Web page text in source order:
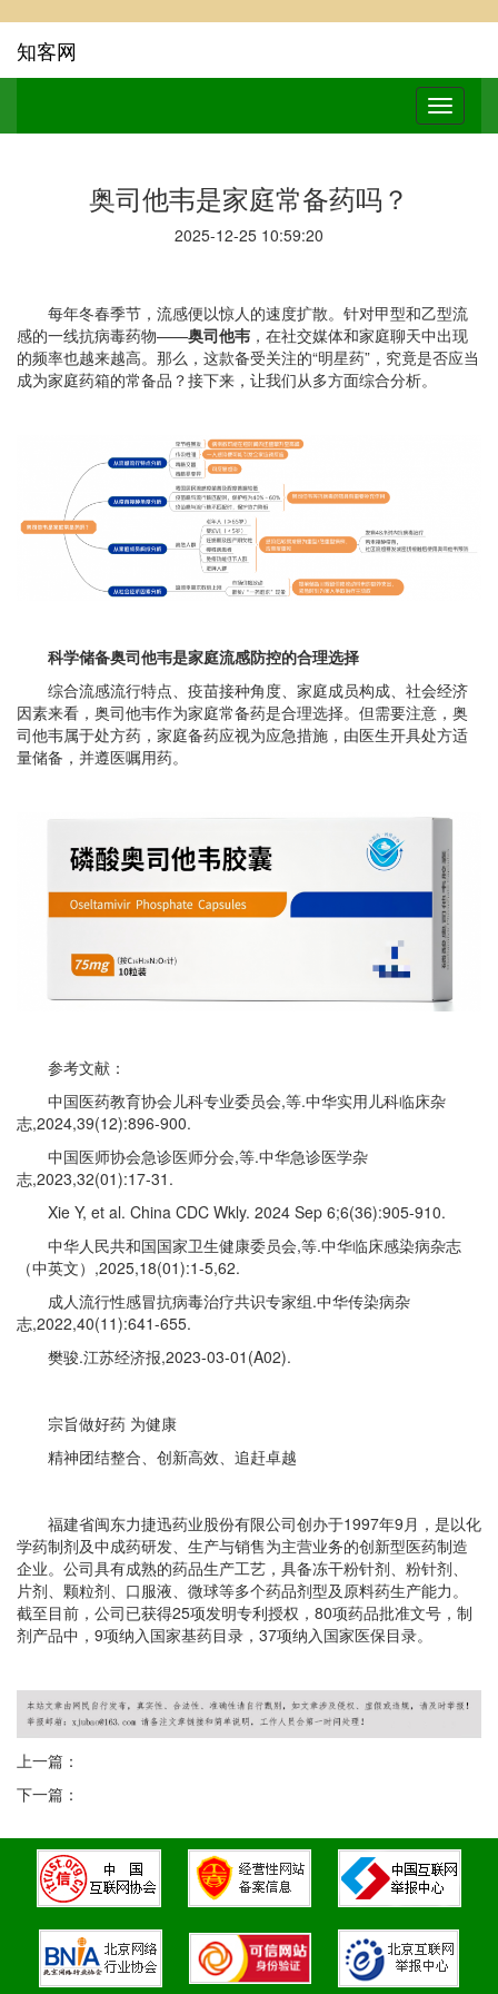
知客网
奥司他韦是家庭常备药吗？
2025-12-25 10:59:20
每年冬春季节，流感便以惊人的速度扩散。针对甲型和乙型流
感的一线抗病毒药物——奥司他韦 ，在社交媒体和家庭聊天中出现
的频率也越来越高。那么，这款备受关注的“明星药”，究竟是否应当
成为家庭药箱的常备品？接下来，让我们从多方面综合分析。
科学储备奥司他韦是家庭流感防控的合理选择
综合流感流行特点、疫苗接种角度、家庭成员构成、社会经济
因素来看，奥司他韦作为家庭常备药是合理选择。但需要注意，奥
司他韦属于处方药，家庭备药应视为应急措施，由医生开具处方适
量储备，并遵医嘱用药。
参考文献：
中国医药教育协会儿科专业委员会,等.中华实用儿科临床杂
志,2024,39(12):896-900.
中国医师协会急诊医师分会,等.中华急诊医学杂
志,2023,32(01):17-31.
Xie Y, et al. China CDC Wkly. 2024 Sep 6;6(36):905-910.
中华人民共和国国家卫生健康委员会,等.中华临床感染病杂志
（中英文）,2025,18(01):1-5,62.
成人流行性感冒抗病毒治疗共识专家组.中华传染病杂
志,2022,40(11):641-655.
樊骏.江苏经济报,2023-03-01(A02).
宗旨做好药 为健康
精神团结整合、创新高效、追赶卓越
福建省闽东力捷迅药业股份有限公司创办于1997年9月，是以化
学药制剂及中成药研发、生产与销售为主营业务的创新型医药制造
企业。公司具有成熟的药品生产工艺，具备冻干粉针剂、粉针剂、
片剂、颗粒剂、口服液、微球等多个药品剂型及原料药生产能力。
截至目前，公司已获得25项发明专利授权，80项药品批准文号，制
剂产品中，9项纳入国家基药目录，37项纳入国家医保目录。
上一篇：
下一篇：